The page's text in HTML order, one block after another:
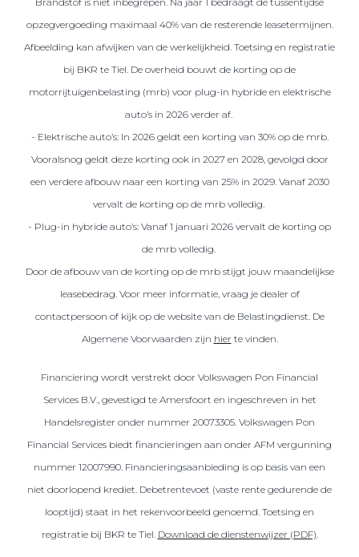
opzegvergoeding maximaal 40% van de resterende leasetermijnen.
Afbeelding kan afwijken van de werkelijkheid. Toetsing en registratie
bij BKR te Tiel. De overheid bouwt de korting op de
motorrijtuigenbelasting (mrb) voor plug-in hybride en elektrische
auto’s in 2026 verder af.
- Elektrische auto’s: In 2026 geldt een korting van 30% op de mrb.
Vooralsnog geldt deze korting ook in 2027 en 2028, gevolgd door
een verdere afbouw naar een korting van 25% in 2029. Vanaf 2030
vervalt de korting op de mrb volledig.
- Plug-in hybride auto’s: Vanaf 1 januari 2026 vervalt de korting op
de mrb volledig.
Door de afbouw van de korting op de mrb stijgt jouw maandelijkse
leasebedrag. Voor meer informatie, vraag je dealer of
contactpersoon of kijk op de website van de Belastingdienst. De
Algemene Voorwaarden zijn hier te vinden.
Financiering wordt verstrekt door Volkswagen Pon Financial
Services B.V., gevestigd te Amersfoort en ingeschreven in het
Handelsregister onder nummer 20073305. Volkswagen Pon
Financial Services biedt financieringen aan onder AFM vergunning
nummer 12007990. Financieringsaanbieding is op basis van een
niet doorlopend krediet. Debetrentevoet (vaste rente gedurende de
looptijd) staat in het rekenvoorbeeld genoemd. Toetsing en
registratie bij BKR te Tiel. Download de dienstenwijzer (PDF)